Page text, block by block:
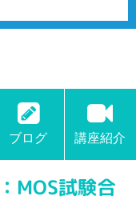
ブログ 講座紹介
MOS試験合